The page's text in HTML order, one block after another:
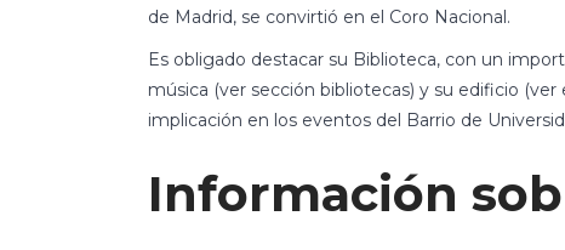
de Madrid, se convirtió en el Coro Nacional.
Es obligado destacar su Biblioteca, con un
música (ver sección bibliotecas) y su edificio
implicación en los eventos del Barrio de
Información